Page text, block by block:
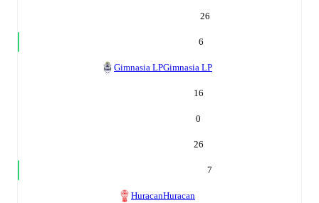
26
6
Gimnasia LPGimnasia LP
16
0
26
7
HuracanHuracan